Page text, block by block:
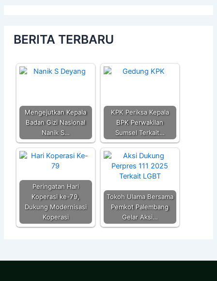
BERITA TERBARU
Mengejutkan Kepala
Badan Gizi Nasional
Nanik S…
KPK Periksa Kepala
BPK Perwakilan
Sumsel Terkait…
Peringatan Hari
Koperasi ke-79,
Dukung Modernisasi
Koperasi
Tokoh Ulama Bersama
Pemkot Palembang
Gelar Aksi…